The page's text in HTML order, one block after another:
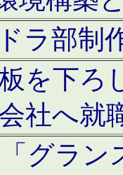
ラ部制
を下ろ
社へ就
グラン